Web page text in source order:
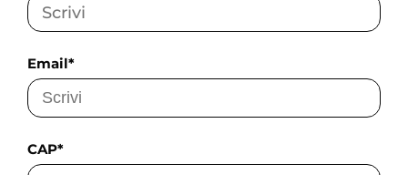
Email*
CAP*